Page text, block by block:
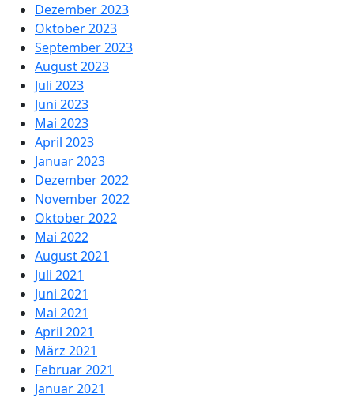
Dezember 2023
Oktober 2023
September 2023
August 2023
Juli 2023
Juni 2023
Mai 2023
April 2023
Januar 2023
Dezember 2022
November 2022
Oktober 2022
Mai 2022
August 2021
Juli 2021
Juni 2021
Mai 2021
April 2021
März 2021
Februar 2021
Januar 2021